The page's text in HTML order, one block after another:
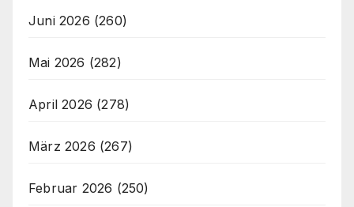
Juni 2026 (260)
Mai 2026 (282)
April 2026 (278)
März 2026 (267)
Februar 2026 (250)